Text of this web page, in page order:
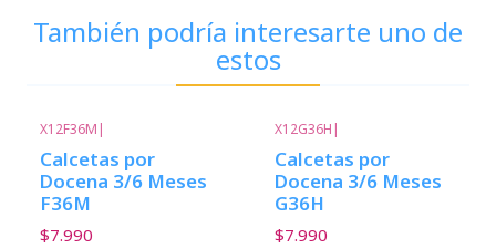
También podría interesarte uno de
estos
X12F36M |
Calcetas por
Docena 3/6 Meses
F36M
$7.990
X12G36H |
Calcetas por
Docena 3/6 Meses
G36H
$7.990